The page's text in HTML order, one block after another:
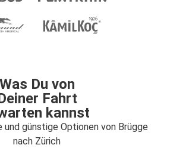
Was Du von
Fahrt
kannst
und günstige Optionen von Brügge
nach Zürich